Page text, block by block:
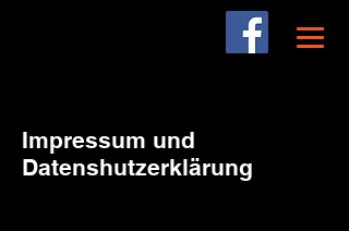
Impressum und
Datenshutzerklärung